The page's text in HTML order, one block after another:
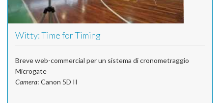
Witty: Time for Timing
Breve web-commercial per un sistema di cronometraggio
Microgate
Camera: Canon 5D II